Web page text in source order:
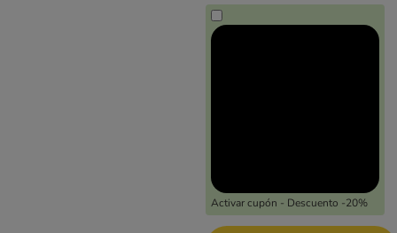
Activar cupón - Descuento -20%